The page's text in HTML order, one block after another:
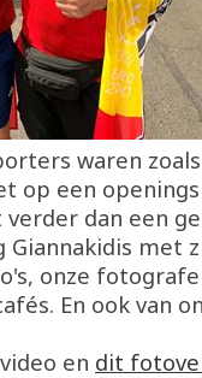
waren
op een
dan een
Giannakidis met
onze
En ook van
en dit